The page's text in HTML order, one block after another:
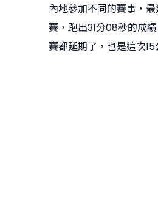
內地參加不同的賽事，
賽，跑出31分08秒的成
賽都延期了，也是這次